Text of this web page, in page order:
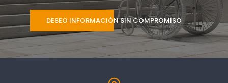
DESEO INFORMACIÓN SIN COMPROMISO